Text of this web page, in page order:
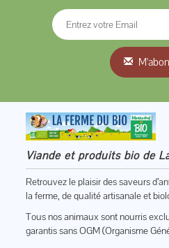
Viande et produits bio de
Retrouvez le plaisir des saveurs
la ferme, de qualité artisanale et
Tous nos animaux sont nourris
garantis sans OGM (Organisme